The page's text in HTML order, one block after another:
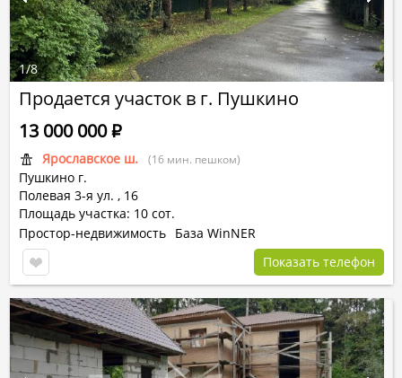
Продается участок в г. Пушкино
Ярославское ш. (16 мин. пешком)
Пушкино г.
Полевая 3-я ул. , 16
Площадь участка: 10 сот.
13 000 000Р
Простор-недвижимость База WinNER
Показать телефон
1/8